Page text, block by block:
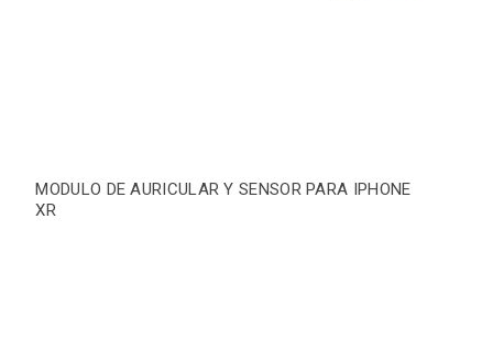
MODULO DE AURICULAR Y SENSOR PARA IPHONE
XR